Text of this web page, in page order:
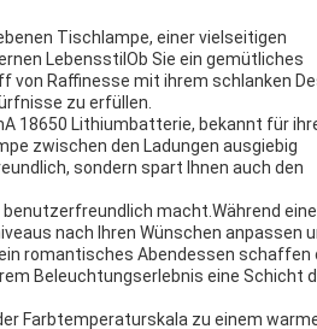
Tischlampe, einer vielseitigen
LebensstilOb Sie ein gemütliches
von Raffinesse mit ihrem schlanken
zu erfüllen.
18650 Lithiumbatterie, bekannt für
zwischen den Ladungen ausgiebig
sondern spart Ihnen auch den
benutzerfreundlich macht.Während eine
nach Ihren Wünschen anpassen
romantisches Abendessen schaffen
Beleuchtungserlebnis eine Schicht
Farbtemperaturskala zu einem